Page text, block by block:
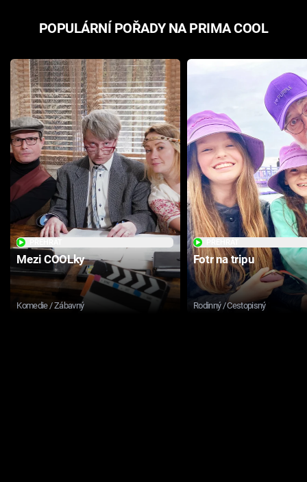
POPULÁRNÍ POŘADY NA PRIMA COOL
Mezi COOLky
Komedie / Zábavný
Fotr na tripu
Rodinný / Cestopisný